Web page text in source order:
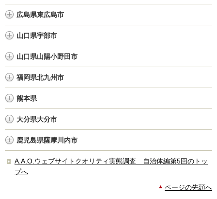
広島県東広島市
山口県宇部市
山口県山陽小野田市
福岡県北九州市
熊本県
大分県大分市
鹿児島県薩摩川内市
A.A.O.ウェブサイトクオリティ実態調査 自治体編第5回のトッ
プへ
ページの先頭へ